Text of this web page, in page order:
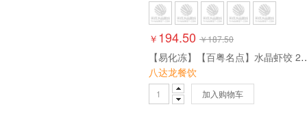
￥ 194.50 ￥187.50
【易化冻】【百粤名点】水晶
八达龙餐饮
加入购物车